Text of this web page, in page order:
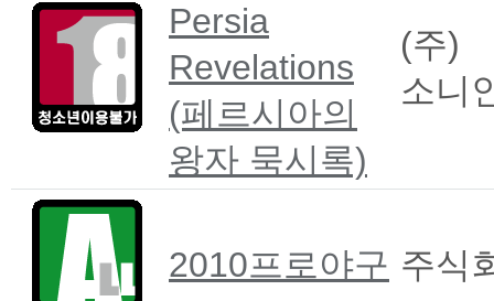
Persia
Revelations
(페르시아의
왕자 묵시록)
(주)
소니
2010프로야구 주식